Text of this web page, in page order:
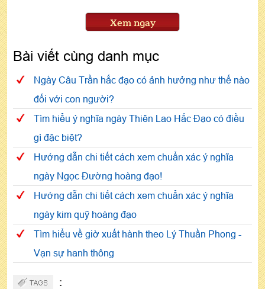
Xem ngay
Bài viết cùng danh mục
Ngày Câu Trần hắc đạo có ảnh hưởng như thế nào
đối với con người?
Tìm hiểu ý nghĩa ngày Thiên Lao Hắc Đạo có điều
gì đặc biệt?
Hướng dẫn chi tiết cách xem chuẩn xác ý nghĩa
ngày Ngọc Đường hoàng đạo!
Hướng dẫn chi tiết cách xem chuẩn xác ý nghĩa
ngày kim quỹ hoàng đạo
Tìm hiểu về giờ xuất hành theo Lý Thuần Phong -
Vạn sự hanh thông
: